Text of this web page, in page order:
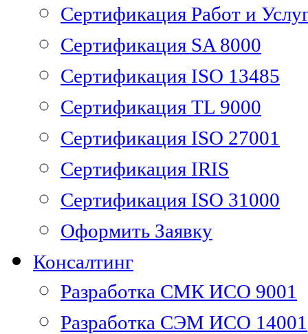
Сертификация Работ и
Сертификация SA 8000
Сертификация ISO 13485
Сертификация TL 9000
Сертификация ISO 27001
Сертификация IRIS
Сертификация ISO 31000
Оформить Заявку
Консалтинг
Разработка СМК ИСО 9001
Разработка СЭМ ИСО 14001